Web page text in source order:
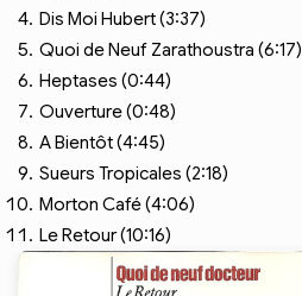
Dis Moi Hubert (3:37)
Quoi de Neuf Zarathoustra (6:17)
Heptases (0:44)
Ouverture (0:48)
A Bientôt (4:45)
Sueurs Tropicales (2:18)
Morton Café (4:06)
Le Retour (10:16)